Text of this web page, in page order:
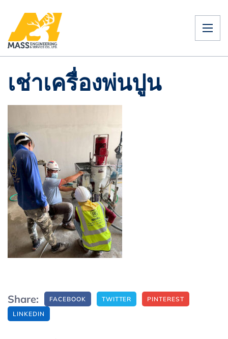
เช่าเครื่องพ่นปูน
Share: FACEBOOK TWITTER
PINTEREST
LINKEDIN